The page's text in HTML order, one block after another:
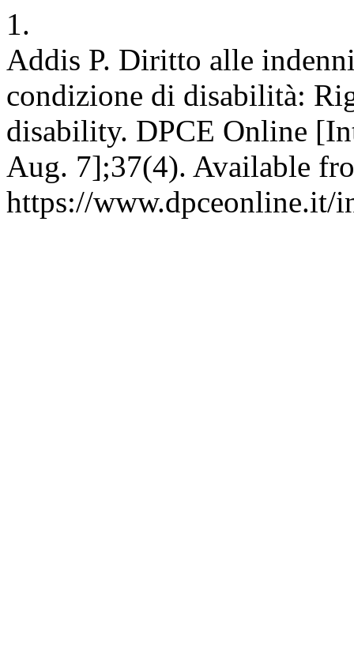
1.
Addis P. Diritto alle
condizione di disabilità:
disability. DPCE Online
Aug. 7];37(4). Available
https://www.dpceonline.it/